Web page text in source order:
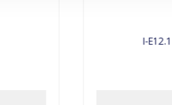
I-